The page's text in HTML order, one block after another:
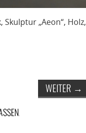
„Aeon“, Holz,
WEITER →
.